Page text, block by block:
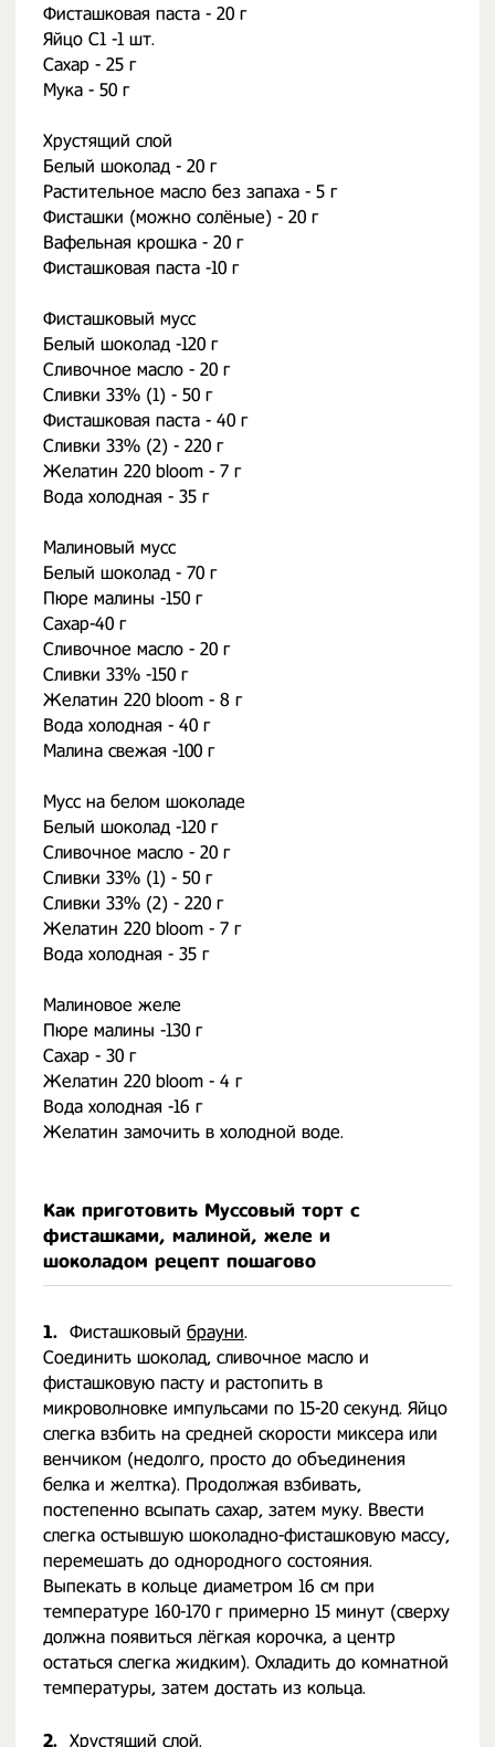
Фисташковая паста - 20 г
Яйцо С1 -1 шт.
Сахар - 25 г
Мука - 50 г
Хрустящий слой
Белый шоколад - 20 г
Растительное масло без запаха - 5 г
Фисташки (можно солёные) - 20 г
Вафельная крошка - 20 г
Фисташковая паста -10 г
Фисташковый мусс
Белый шоколад -120 г
Сливочное масло - 20 г
Сливки 33% (1) - 50 г
Фисташковая паста - 40 г
Сливки 33% (2) - 220 г
Желатин 220 bloom - 7 г
Вода холодная - 35 г
Малиновый мусс
Белый шоколад - 70 г
Пюре малины -150 г
Сахар-40 г
Сливочное масло - 20 г
Сливки 33% -150 г
Желатин 220 bloom - 8 г
Вода холодная - 40 г
Малина свежая -100 г
Мусс на белом шоколаде
Белый шоколад -120 г
Сливочное масло - 20 г
Сливки 33% (1) - 50 г
Сливки 33% (2) - 220 г
Желатин 220 bloom - 7 г
Вода холодная - 35 г
Малиновое желе
Пюре малины -130 г
Сахар - 30 г
Желатин 220 bloom - 4 г
Вода холодная -16 г
Желатин замочить в холодной воде.
Как приготовить Муссовый торт с
фисташками, малиной, желе и
шоколадом рецепт пошагово
1. Фисташковый брауни.
Соединить шоколад, сливочное масло и
фисташковую пасту и растопить в
микроволновке импульсами по 15-20 секунд. Яйцо
слегка взбить на средней скорости миксера или
венчиком (недолго, просто до объединения
белка и желтка). Продолжая взбивать,
постепенно всыпать сахар, затем муку. Ввести
слегка остывшую шоколадно-фисташковую массу,
перемешать до однородного состояния.
Выпекать в кольце диаметром 16 см при
температуре 160-170 г примерно 15 минут (сверху
должна появиться лёгкая корочка, а центр
остаться слегка жидким). Охладить до комнатной
температуры, затем достать из кольца.
2. Хрустящий слой.